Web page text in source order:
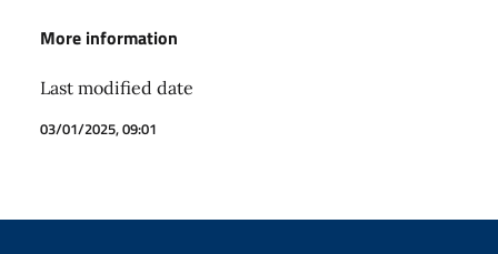
More information
Last modified date
03/01/2025, 09:01